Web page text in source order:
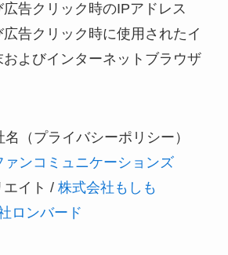
広告クリック時のIPアドレス
広告クリック時に使用されたイ
よびインターネットブラウザ
（プライバシーポリシー）
ァンコミュニケーションズ
エイト / 株式会社もしも
ロンバード